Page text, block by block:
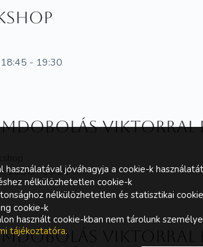
- 19:30
Viktorral
18:30 - 19:30
Viktorral
jóváhagyja a cookie-k
nélkülözhetetlen cookie-k
nélkülözhetetlen és statisztikai
cookie-k
használt cookie-kban nem tárolunk
tájékoztatóra.